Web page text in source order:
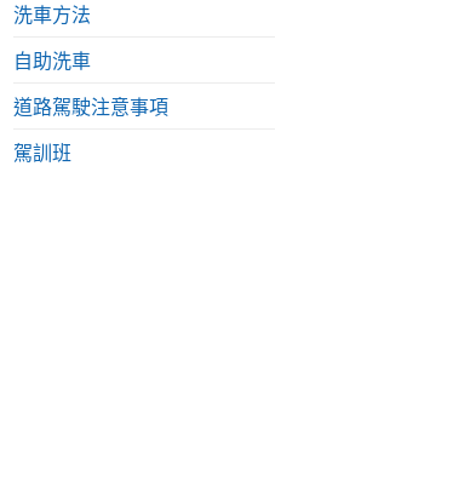
洗車方法
自助洗車
道路駕駛注意事項
駕訓班